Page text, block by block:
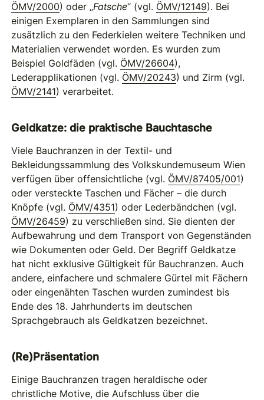
ÖMV/2000) oder „Fatsche“ (vgl. ÖMV/12149). Bei
einigen Exemplaren in den Sammlungen sind
zusätzlich zu den Federkielen weitere Techniken und
Materialien verwendet worden. Es wurden zum
Beispiel Goldfäden (vgl. ÖMV/26604),
Lederapplikationen (vgl. ÖMV/20243) und Zirm (vgl.
ÖMV/2141) verarbeitet.
Geldkatze: die praktische Bauchtasche
Viele Bauchranzen in der Textil- und
Bekleidungssammlung des Volkskundemuseum Wien
verfügen über offensichtliche (vgl. ÖMV/87405/001)
oder versteckte Taschen und Fächer – die durch
Knöpfe (vgl. ÖMV/4351) oder Lederbändchen (vgl.
ÖMV/26459) zu verschließen sind. Sie dienten der
Aufbewahrung und dem Transport von Gegenständen
wie Dokumenten oder Geld. Der Begriff Geldkatze
hat nicht exklusive Gültigkeit für Bauchranzen. Auch
andere, einfachere und schmalere Gürtel mit Fächern
oder eingenähten Taschen wurden zumindest bis
Ende des 18. Jahrhunderts im deutschen
Sprachgebrauch als Geldkatzen bezeichnet.
(Re)Präsentation
Einige Bauchranzen tragen heraldische oder
christliche Motive, die Aufschluss über die